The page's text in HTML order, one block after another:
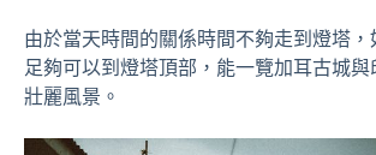
由於當天時間的關係時間不夠走到燈塔，
足夠可以到燈塔頂部，能一覽加耳古城與
壯麗風景。